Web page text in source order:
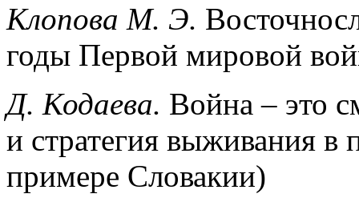
Клопова М. Э.
годы Первой мировой
Д. Кодаева. Война – это
и стратегия выживания
примере Словакии)